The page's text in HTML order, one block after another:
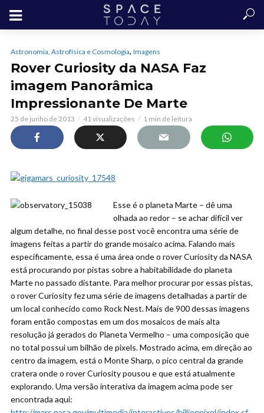
Astronomia, Astrofísica e Cosmologia, Imagens
Rover Curiosity da NASA Faz
imagem Panorâmica
Impressionante De Marte
25 de junho de 2013 41 visualizações 1 min de leitura
Esse é o planeta Marte – dê uma
olhada ao redor – se achar difícil ver
algum detalhe, no final desse post você encontra uma série de
imagens feitas a partir do grande mosaico acima. Falando mais
especificamente, essa é uma área onde o rover Curiosity da NASA
está procurando por pistas sobre a habitabilidade do planeta
Marte no passado distante. Para melhor procurar por essas pistas,
o rover Curiosity fez uma série de imagens detalhadas a partir de
um local conhecido como Rock Nest. Mais de 900 dessas imagens
foram então compostas em um dos mosaicos de mais alta
resolução já gerados do Planeta Vermelho – uma composição que
no total possui um bilhão de pixels. Mostrado acima, em direção ao
centro da imagem, está o Monte Sharp, o pico central da grande
cratera onde o rover Curiosity pousou e que está atualmente
explorando. Uma versão interativa da imagem acima pode ser
encontrada aqui: